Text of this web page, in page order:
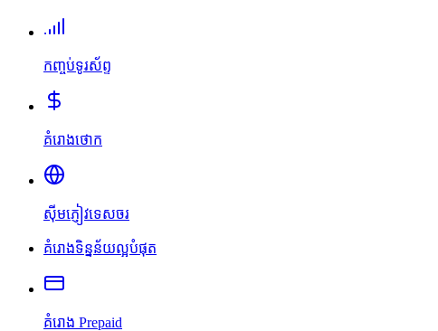
កញ្ចប់ទូរស័ព្ទ
គំរោងថោក
ស៊ីមភ្ញៀវទេសចរ
គំរោងទិន្នន័យល្អបំផុត
គំរោង Prepaid